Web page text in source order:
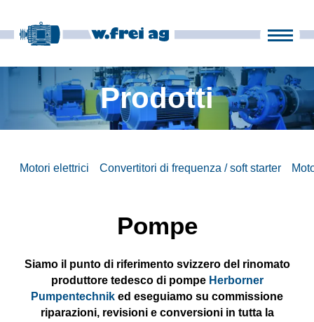
it fr en de
Azienda
Notizie
Contatti
Prodotti
Motori elettrici Convertitori di frequenza / soft starter
Pompe
Siamo il punto di riferimento svizzero del rinomato
produttore tedesco di pompe Herborner
Pumpentechnik ed eseguiamo su commissione
riparazioni, revisioni e conversioni in tutta la